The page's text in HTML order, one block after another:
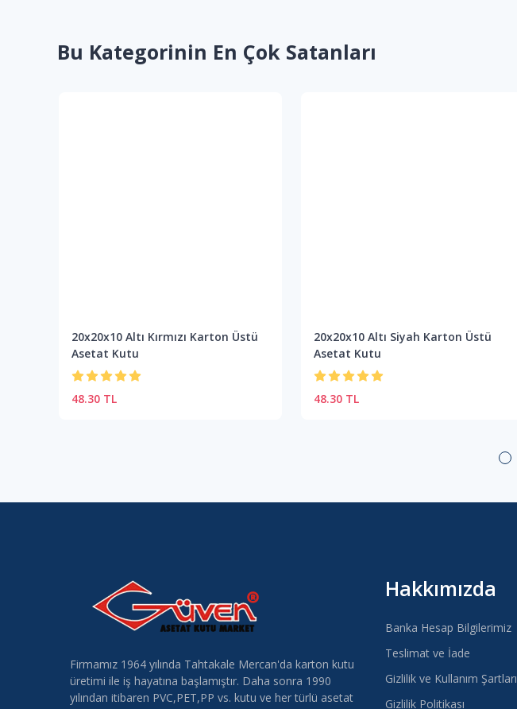
Bu Kategorinin En Çok Satanları
20x20x10 Altı Kırmızı Karton Üstü
Asetat Kutu
48.30 TL
20x20x10 Altı Siyah Karton Üstü
Asetat Kutu
48.30 TL
Firmamız 1964 yılında Tahtakale Mercan'da karton kutu
üretimi ile iş hayatına başlamıştır. Daha sonra 1990
yılından itibaren PVC,PET,PP vs. kutu ve her türlü asetat
Hakkımızda
Banka Hesap Bilgilerimiz
Teslimat ve İade
Gizlilik ve Kullanım Şartları
Gizlilik Politikası